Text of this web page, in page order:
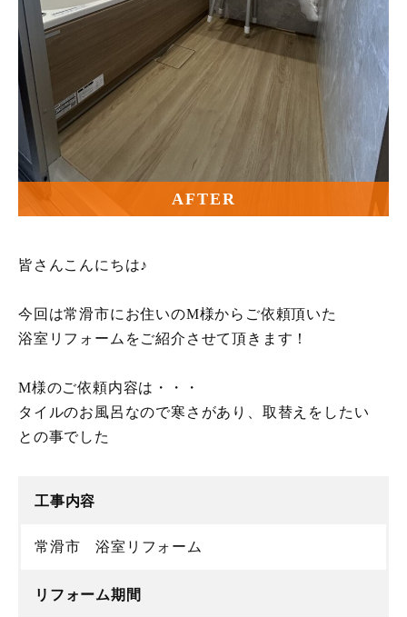
AFTER
皆さんこんにちは♪
今回は常滑市にお住いのM様からご依頼頂いた
浴室リフォームをご紹介させて頂きます！
M様のご依頼内容は・・・
タイルのお風呂なので寒さがあり、取替えをしたい
との事でした
工事内容
常滑市 浴室リフォーム
リフォーム期間